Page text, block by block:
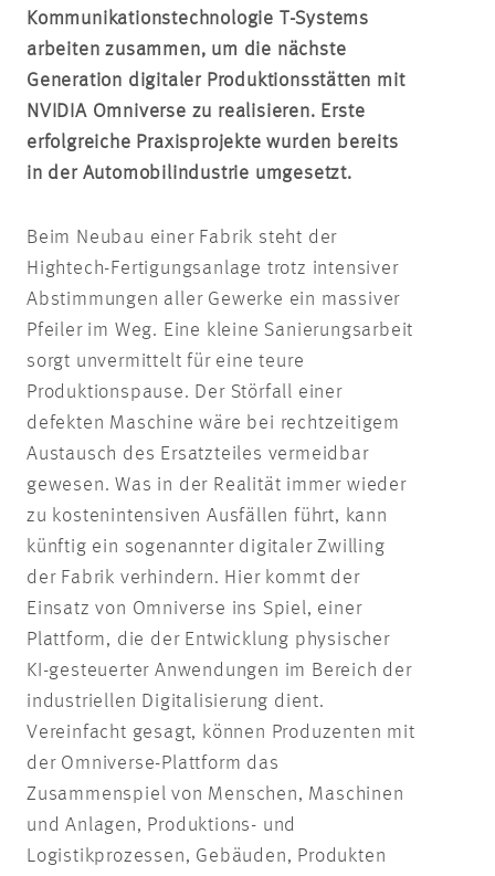
Kommunikationstechnologie T-Systems
arbeiten zusammen, um die nächste
Generation digitaler Produktionsstätten mit
NVIDIA Omniverse zu realisieren. Erste
erfolgreiche Praxisprojekte wurden bereits
in der Automobilindustrie umgesetzt.
Beim Neubau einer Fabrik steht der
Hightech-Fertigungsanlage trotz intensiver
Abstimmungen aller Gewerke ein massiver
Pfeiler im Weg. Eine kleine Sanierungsarbeit
sorgt unvermittelt für eine teure
Produktionspause. Der Störfall einer
defekten Maschine wäre bei rechtzeitigem
Austausch des Ersatzteiles vermeidbar
gewesen. Was in der Realität immer wieder
zu kostenintensiven Ausfällen führt, kann
künftig ein sogenannter digitaler Zwilling
der Fabrik verhindern. Hier kommt der
Einsatz von Omniverse ins Spiel, einer
Plattform, die der Entwicklung physischer
KI-gesteuerter Anwendungen im Bereich der
industriellen Digitalisierung dient.
Vereinfacht gesagt, können Produzenten mit
der Omniverse-Plattform das
Zusammenspiel von Menschen, Maschinen
und Anlagen, Produktions- und
Logistikprozessen, Gebäuden, Produkten